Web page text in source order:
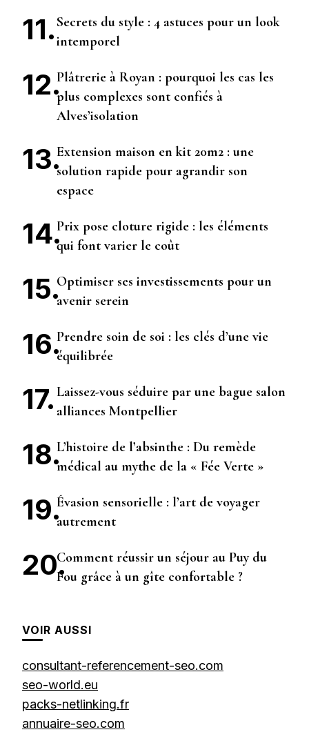
Secrets du style : 4 astuces pour un look
intemporel
Plâtrerie à Royan : pourquoi les cas les
plus complexes sont confiés à
Alves’isolation
Extension maison en kit 20m2 : une
solution rapide pour agrandir son
espace
Prix pose cloture rigide : les éléments
qui font varier le coût
Optimiser ses investissements pour un
avenir serein
Prendre soin de soi : les clés d’une vie
équilibrée
Laissez-vous séduire par une bague salon
alliances Montpellier
L’histoire de l’absinthe : Du remède
médical au mythe de la « Fée Verte »
Évasion sensorielle : l’art de voyager
autrement
Comment réussir un séjour au Puy du
Fou grâce à un gîte confortable ?
VOIR AUSSI
consultant-referencement-seo.com
seo-world.eu
packs-netlinking.fr
annuaire-seo.com